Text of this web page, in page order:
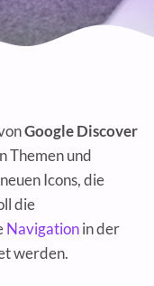
Google Discover
Themen und
Icons, die
die
Navigationin der
werden.